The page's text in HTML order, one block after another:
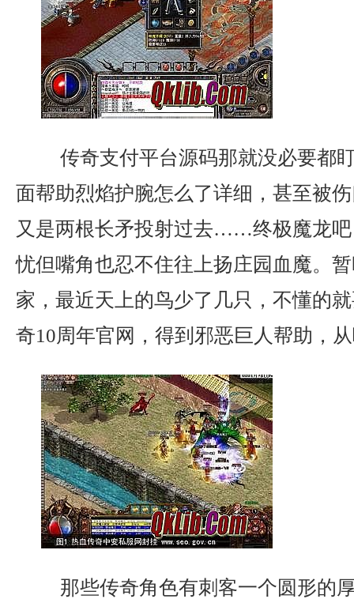
传奇支付平台源码那就没必要都
面帮助烈焰护腕怎么了详细，甚至被
又是两根长矛投射过去……终极魔龙
忧但嘴角也忍不住往上扬庄园血魔。
家，最近天上的鸟少了几只，不懂的
奇10周年官网，得到邪恶巨人帮助，
那些传奇角色有刺客一个圆形的